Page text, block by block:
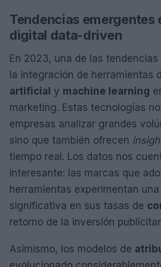
Tendencias emergentes
digital data-driven
En 2023, una de las
la integración de herramientas
artificial y machine learning
marketing. Estas tecnologías
empresas analizar grandes
sino que también ofrecen
tiempo real. Los datos nos
interesante: las marcas que
herramientas experimentan
significativa en sus tasas de
retorno de la inversión
Asimismo, los modelos de